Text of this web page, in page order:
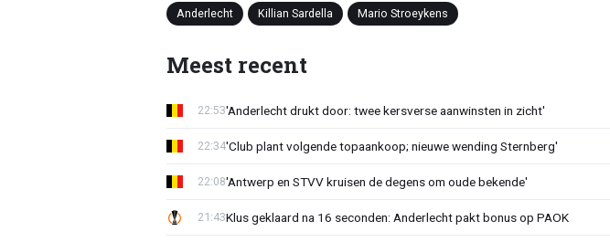
Anderlecht Killian Sardella Mario Stroeykens
Meest recent
'Anderlecht drukt door: twee kersverse aanwinsten in zicht'
22:53
'Club plant volgende topaankoop; nieuwe wending Sternberg'
22:34
'Antwerp en STVV kruisen de degens om oude bekende'
22:08
Klus geklaard na 16 seconden: Anderlecht pakt bonus op PAOK
21:43